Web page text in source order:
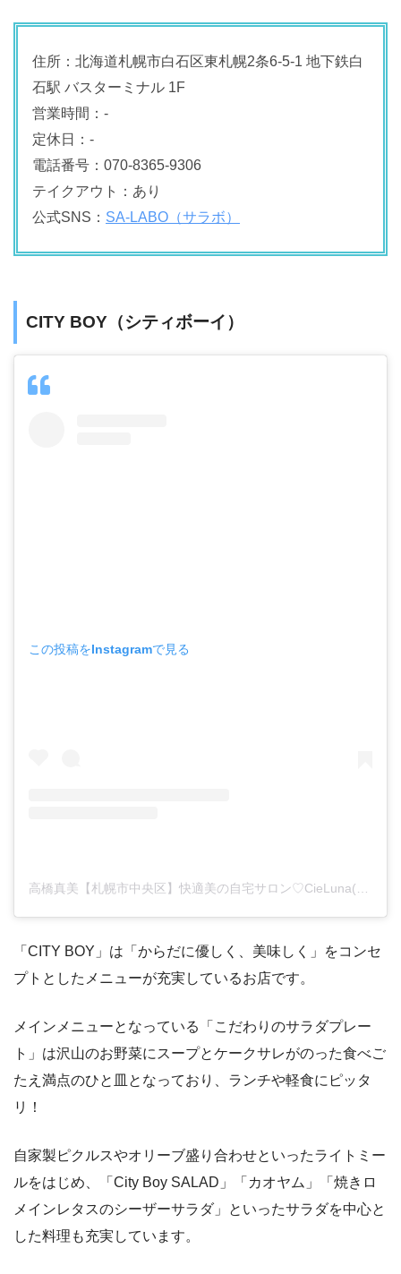
住所：北海道札幌市白石区東札幌2条6-5-1 地下鉄白
石駅 バスターミナル 1F
営業時間：-
定休日：-
電話番号：070-8365-9306
テイクアウト：あり
公式SNS： SA-LABO（サラボ）
CITY BOY（シティボーイ）
この投稿をInstagramで見る
高橋真美【札幌市中央区】快適美の自宅サロン♡CieLuna(@mami_cieluna)がシェアした投稿
「CITY BOY」は「からだに優しく、美味しく」をコンセ
プトとしたメニューが充実しているお店です。
メインメニューとなっている「こだわりのサラダプレー
ト」は沢山のお野菜にスープとケークサレがのった食べご
たえ満点のひと皿となっており、ランチや軽食にピッタ
リ！
自家製ピクルスやオリーブ盛り合わせといったライトミー
ルをはじめ、「City Boy SALAD」「カオヤム」「焼きロ
メインレタスのシーザーサラダ」といったサラダを中心と
した料理も充実しています。